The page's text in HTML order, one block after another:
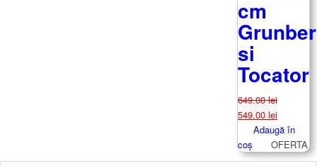
cm
si
Tocator
649.00lei
Prețul
inițial
a
fost:
549.00leiPrețul
curent
este:
549.00
Adaugă în
coș
OFERTA